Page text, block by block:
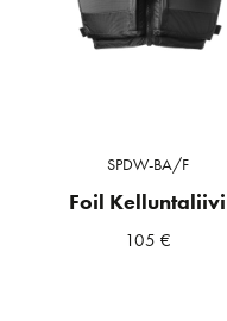
SPDW-BA/F
Foil Kelluntaliivi
105 €